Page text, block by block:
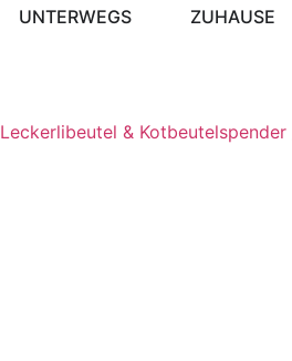
UNTERWEGS ZUHAUSE
Leckerlibeutel & Kotbeutelspender